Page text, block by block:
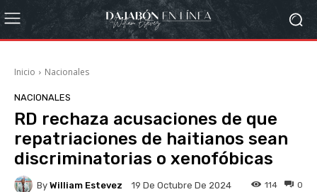
Inicio Nacionales
NACIONALES
RD rechaza acusaciones de que
repatriaciones de haitianos sean
discriminatorias o xenofóbicas
By William Estevez 19 De Octubre De 2024 0
114